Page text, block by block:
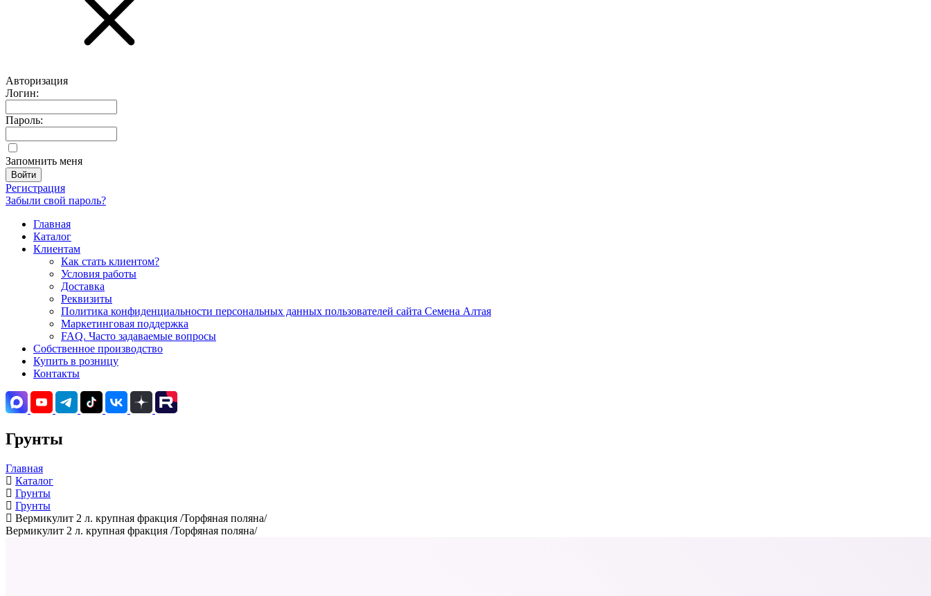
Авторизация
Логин:
Пароль:
Запомнить меня
Регистрация
Забыли свой пароль?
Главная
Каталог
Клиентам
Как стать клиентом?
Условия работы
Доставка
Реквизиты
Политика конфиденциальности персональных данных пользователей сайта Семена Алтая
Маркетинговая поддержка
FAQ. Часто задаваемые вопросы
Собственное производство
Купить в розницу
Контакты
Грунты
Главная
Каталог
Грунты
Грунты
Вермикулит 2 л. крупная фракция /Торфяная поляна/
Вермикулит 2 л. крупная фракция /Торфяная поляна/